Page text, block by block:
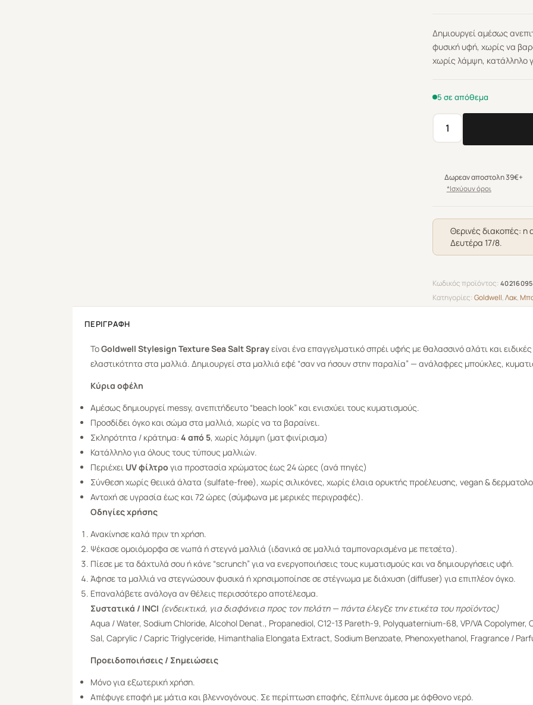
Δημιουργεί αμέσως
φυσική υφή, χωρίς να
χωρίς λάμψη, κατάλληλο
5 σε απόθεμα
Goldwell
Stylesign
Sea
Salt
200ml
ποσότητα
Δωρεαν αποστολη 39€+
*Ισχύουν όροι
Θερινές διακοπές: η
Δευτέρα 17/8.
Κωδικός προϊόντος:
Κατηγορίες:Goldwell,Λακ,
ΠΕΡΙΓΡΑΦΉ
ΤοGoldwell Stylesign Texture Sea Salt Sprayείναι ένα επαγγελματικό σπρέι υφής με θαλασσινό αλάτι και
ελαστικότητα στα μαλλιά. Δημιουργεί στα μαλλιά εφέ “σαν να ήσουν στην παραλία” — ανάλαφρες μπούκλες,
Κύρια οφέλη
Αμέσως δημιουργεί messy, ανεπιτήδευτο “beach look” και ενισχύει τους κυματισμούς.
Προσδίδει όγκο και σώμα στα μαλλιά, χωρίς να τα βαραίνει.
Σκληρότητα / κράτημα: 4 από 5, χωρίς λάμψη (ματ φινίρισμα)
Κατάλληλο για όλους τους τύπους μαλλιών.
Περιέχει UV φίλτρο για προστασία χρώματος έως 24 ώρες (ανά πηγές)
Σύνθεση χωρίς θειικά άλατα (sulfate-free), χωρίς σιλικόνες, χωρίς έλαια ορυκτής προέλευσης, vegan &
Αντοχή σε υγρασία έως και 72 ώρες (σύμφωνα με μερικές περιγραφές).
Οδηγίες χρήσης
Ανακίνησε καλά πριν τη χρήση.
Ψέκασε ομοιόμορφα σε νωπά ή στεγνά μαλλιά (ιδανικά σε μαλλιά ταμποναρισμένα με πετσέτα).
Πίεσε με τα δάχτυλά σου ή κάνε “scrunch” για να ενεργοποιήσεις τους κυματισμούς και να δημιουργήσεις υφή.
Άφησε τα μαλλιά να στεγνώσουν φυσικά ή χρησιμοποίησε σε στέγνωμα με διάχυση (diffuser) για επιπλέον όγκο.
Επαναλάβετε ανάλογα αν θέλεις περισσότερο αποτέλεσμα.
Συστατικά / INCI (ενδεικτικά, για διαφάνεια προς τον πελάτη — πάντα έλεγξε την ετικέτα του προϊόντος)
Aqua / Water, Sodium Chloride, Alcohol Denat., Propanediol, C12-13 Pareth-9, Polyquaternium-68, VP/VA
Sal, Caprylic / Capric Triglyceride, Himanthalia Elongata Extract, Sodium Benzoate, Phenoxyethanol, Fragrance /
Προειδοποιήσεις / Σημειώσεις
Μόνο για εξωτερική χρήση.
Απέφυγε επαφή με μάτια και βλεννογόνους. Σε περίπτωση επαφής, ξέπλυνε άμεσα με άφθονο νερό.